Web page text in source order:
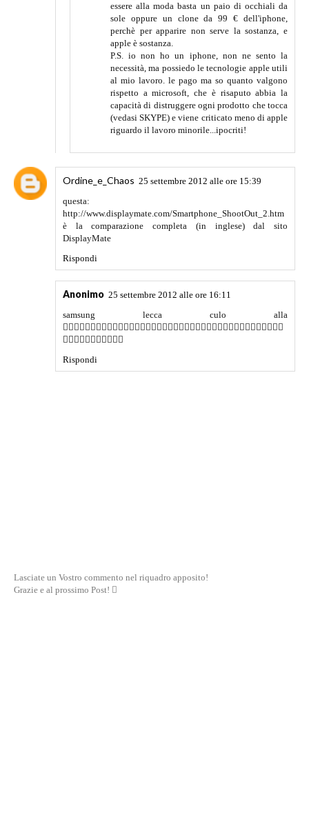
essere alla moda basta un paio di occhiali da
sole oppure un clone da 99 € dell'iphone,
perchè per apparire non serve la sostanza, e
apple è sostanza.
P.S. io non ho un iphone, non ne sento la
necessità, ma possiedo le tecnologie apple utili
al mio lavoro. le pago ma so quanto valgono
rispetto a microsoft, che è risaputo abbia la
capacità di distruggere ogni prodotto che tocca
(vedasi SKYPE) e viene criticato meno di apple
riguardo il lavoro minorile...ipocriti!
Ordine_e_Chaos 25 settembre 2012 alle ore 15:39
questa:
http://www.displaymate.com/Smartphone_ShootOut_2.htm
è la comparazione completa (in inglese) dal sito
DisplayMate
Rispondi
Anonimo 25 settembre 2012 alle ore 16:11
samsung lecca culo alla


Rispondi
Lasciate un Vostro commento nel riquadro apposito!
Grazie e al prossimo Post! 